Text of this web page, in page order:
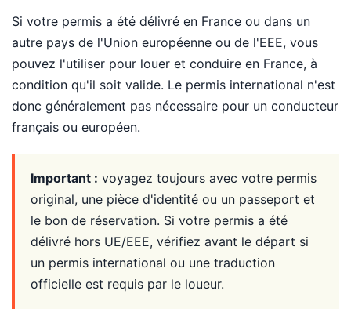
Si votre permis a été délivré en France ou dans un
autre pays de l'Union européenne ou de l'EEE, vous
pouvez l'utiliser pour louer et conduire en France, à
condition qu'il soit valide. Le permis international n'est
donc généralement pas nécessaire pour un conducteur
français ou européen.
Important : voyagez toujours avec votre permis
original, une pièce d'identité ou un passeport et
le bon de réservation. Si votre permis a été
délivré hors UE/EEE, vérifiez avant le départ si
un permis international ou une traduction
officielle est requis par le loueur.